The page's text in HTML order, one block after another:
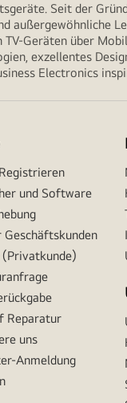
Seit der
außergewöhnliche
Geräten über
exzellentes
Electronics
und Software
Geschäftskunden
Reparatur
uns
Anmeldung